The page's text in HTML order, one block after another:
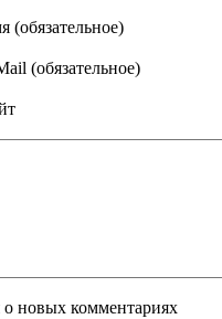
(обязательное)
(обязательное)
о новых комментариях